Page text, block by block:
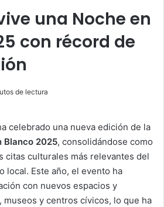
una Noche en
con récord de
de lectura
celebrado una nueva edición de la
Blanco 2025, consolidándose como
citas culturales más relevantes del
local. Este año, el evento ha
con nuevos espacios y
museos y centros cívicos, lo que ha